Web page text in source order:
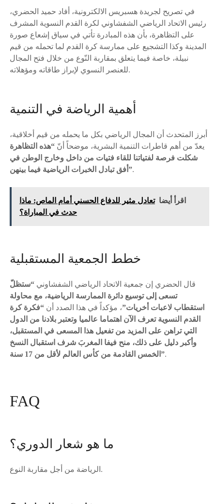
في تصريح لجريدة هسبريس الالكترونية، أفاد حميد الحضري،
رئيس الاتحاد الرياضي الشفشاوني لكرة القدم النسوية المشرف
على التظاهرة، بأن هذه المبادرة تأتي في سياق إشعاع صورة
المدينة وكذا التشجيع على ممارسة كرة القدم لما تحمله من قيم
نبيلة، خاصة فيما يتعلق بمقاربة النّوع من خلال فتح المجال
للعنصر النسوي لإبراز طاقاته ومؤهلاته.
أهمية الرياضة في التنمية
أبرز المتحدث أن المجال الرياضي بكل ما يحمله من قيم أخلاقية،
يعدّ من أهم قاطرات التنمية البشرية، موضحاً أنّ “هذه التظاهرة
شكلت فرصة لفتياتنا للقاء فتيات من داخل وخارج الوطن في
أفق تبادل الخبرات الرياضية فيما بينهن”.
اقرأ أيضا تعادل مثير للدفاع الحسني أمام الماص: ماذا
حدث في المباراة؟
خطط الجمعية المستقبلية
قال الحضري إن جمعية الاتحاد الرياضي الشفشاوني “ستظلّ
تسعى إلى توسيع دائرة الممارسة الرياضية، مع محاولة
استقطاب لاعبات أخريات”، مؤكداً في هذا الصدد أن “فكرة كرة
القدم النسوية تعرف الآن اهتماما عالميا وتعتبر بلادنا من الدول
التي تراهن على المزيد من تفعيل هذا المسعى في المستقبل،
وأكبر دليل على ذلك، منح فيفا المغربَ شرف استقبال النسخ
الخمس القادمة من كأس العالم لأقل من 17 سنة”.
FAQ
ما هو شعار الدوري؟
الرياضة من أجل مقاربة النوع.